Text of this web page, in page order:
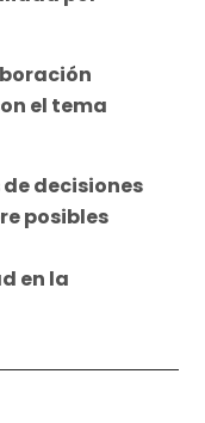
el tema
decisiones
posibles
en la